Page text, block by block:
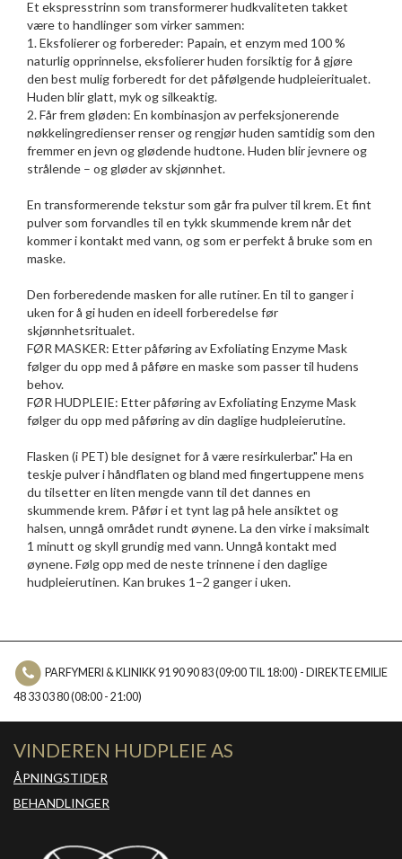
Et ekspresstrinn som transformerer hudkvaliteten takket
være to handlinger som virker sammen:
1. Eksfolierer og forbereder: Papain, et enzym med 100 %
naturlig opprinnelse, eksfolierer huden forsiktig for å gjøre
den best mulig forberedt for det påfølgende hudpleieritualet.
Huden blir glatt, myk og silkeaktig.
2. Får frem gløden: En kombinasjon av perfeksjonerende
nøkkelingredienser renser og rengjør huden samtidig som den
fremmer en jevn og glødende hudtone. Huden blir jevnere og
strålende – og gløder av skjønnhet.
En transformerende tekstur som går fra pulver til krem. Et fint
pulver som forvandles til en tykk skummende krem når det
kommer i kontakt med vann, og som er perfekt å bruke som en
maske.
Den forberedende masken for alle rutiner. En til to ganger i
uken for å gi huden en ideell forberedelse før
skjønnhetsritualet.
FØR MASKER: Etter påføring av Exfoliating Enzyme Mask
følger du opp med å påføre en maske som passer til hudens
behov.
FØR HUDPLEIE: Etter påføring av Exfoliating Enzyme Mask
følger du opp med påføring av din daglige hudpleierutine.
Flasken (i PET) ble designet for å være resirkulerbar." Ha en
teskje pulver i håndflaten og bland med fingertuppene mens
du tilsetter en liten mengde vann til det dannes en
skummende krem. Påfør i et tynt lag på hele ansiktet og
halsen, unngå området rundt øynene. La den virke i maksimalt
1 minutt og skyll grundig med vann. Unngå kontakt med
øynene. Følg opp med de neste trinnene i den daglige
hudpleierutinen. Kan brukes 1–2 ganger i uken.
PARFYMERI & KLINIKK 91 90 90 83 (09:00 TIL 18:00) - DIREKTE EMILIE
48 33 03 80 (08:00 - 21:00)
VINDEREN HUDPLEIE AS
ÅPNINGSTIDER
BEHANDLINGER